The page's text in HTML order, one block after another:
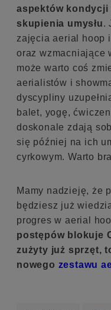
aspektów kondycji
skupienia umysłu.
zajęcia aerial hoop
oraz wzmacniające
może warto coś
aerialistów i
dyscypliny
balet, yogę,
doskonale zdają
się później na ich
cyrkowym. Warto
Mamy nadzieję, że
będziesz już
progres w aerial
postępów blokuje
zużyty już sprzęt,
nowego zestawu